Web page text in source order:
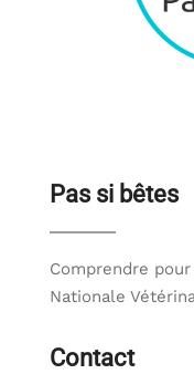
Pas si bêtes
Comprendre
Nationale
Contact